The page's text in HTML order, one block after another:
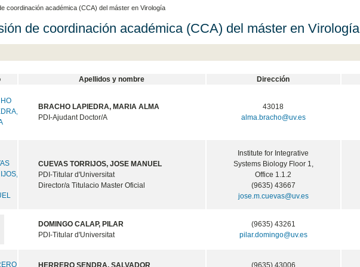
coordinación académica (CCA) del máster en Virología
de coordinación académica (CCA) del máster en Virología
Apellidos y nombre Dirección
BRACHO LAPIEDRA, MARIA ALMA
PDI-Ajudant Doctor/A
43018
alma.bracho@uv.es
CUEVAS TORRIJOS, JOSE MANUEL
PDI-Titular d'Universitat
Director/a Titulacio Master Oficial
Institute for Integrative
Systems Biology Floor 1,
Office 1.1.2
(9635) 43667
jose.m.cuevas@uv.es
DOMINGO CALAP, PILAR
PDI-Titular d'Universitat
(9635) 43261
pilar.domingo@uv.es
HERRERO SENDRA, SALVADOR (9635) 43006